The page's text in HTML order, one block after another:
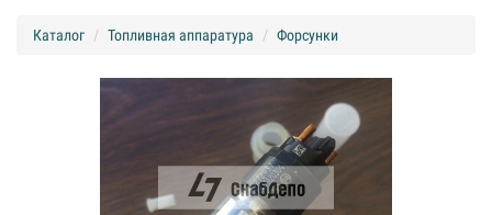
Каталог Топливная аппаратура Форсунки